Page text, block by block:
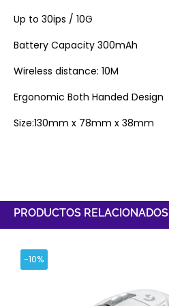
Up to 30ips / 10G
Battery Capacity 300mAh
Wireless distance: 10M
Ergonomic Both Handed Design
Size:130mm x 78mm x 38mm
PRODUCTOS RELACIONADOS
-10%